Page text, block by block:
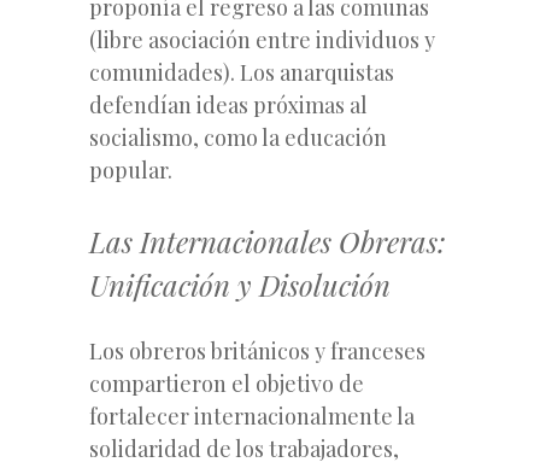
proponía el regreso a las comunas
(libre asociación entre individuos y
comunidades). Los anarquistas
defendían ideas próximas al
socialismo, como la educación
popular.
Las Internacionales Obreras:
Unificación y Disolución
Los obreros británicos y franceses
compartieron el objetivo de
fortalecer internacionalmente la
solidaridad de los trabajadores,